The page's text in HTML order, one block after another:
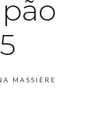
MASSIÈRE